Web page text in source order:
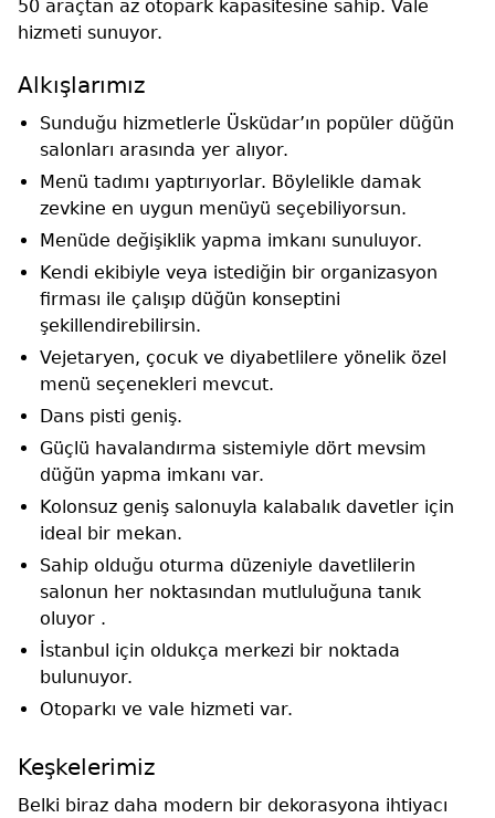
50 araçtan az otopark kapasitesine sahip. Vale
hizmeti sunuyor.
Alkışlarımız
Sunduğu hizmetlerle Üsküdar’ın popüler düğün
salonları arasında yer alıyor.
Menü tadımı yaptırıyorlar. Böylelikle damak
zevkine en uygun menüyü seçebiliyorsun.
Menüde değişiklik yapma imkanı sunuluyor.
Kendi ekibiyle veya istediğin bir organizasyon
firması ile çalışıp düğün konseptini
şekillendirebilirsin.
Vejetaryen, çocuk ve diyabetlilere yönelik özel
menü seçenekleri mevcut.
Dans pisti geniş.
Güçlü havalandırma sistemiyle dört mevsim
düğün yapma imkanı var.
Kolonsuz geniş salonuyla kalabalık davetler için
ideal bir mekan.
Sahip olduğu oturma düzeniyle davetlilerin
salonun her noktasından mutluluğuna tanık
oluyor .
İstanbul için oldukça merkezi bir noktada
bulunuyor.
Otoparkı ve vale hizmeti var.
Keşkelerimiz
Belki biraz daha modern bir dekorasyona ihtiyacı